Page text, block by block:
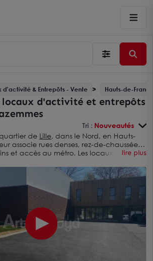
d'activité & Entrepôts - Vente Hauts-de-
locaux d'activité et entrepôts
Tri : Nouveautés
de Lille, dans le Nord, en Hauts-
associe rues denses, rez-de-chaussée
et accès au métro. Les locaux
de proximité, avec acquisition de murs,
et contraintes de livraison selon les
lire plus